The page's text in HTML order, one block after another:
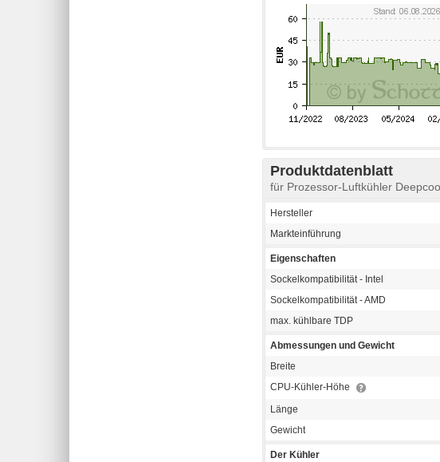
Produktdatenblatt
für Prozessor-Luftkühler
Hersteller
Markteinführung
Eigenschaften
Sockelkompatibilität - Intel
Sockelkompatibilität - AMD
max. kühlbare TDP
Abmessungen und Gewicht
Breite
CPU-Kühler-Höhe
Länge
Gewicht
Der Kühler